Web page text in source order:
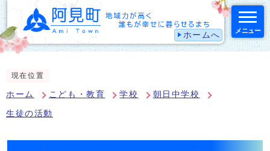
ホームへ メニュー
現在位置
ホーム こども・教育 学校 朝日中学校
生徒の活動